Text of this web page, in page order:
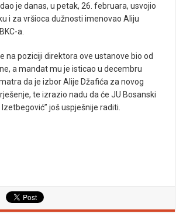
je danas, u petak, 26. februara, usvojio
i za vršioca dužnosti imenovao Aliju
a.
na poziciji direktora ove ustanove bio od
a mandat mu je isticao u decembru
da je izbor Alije Džafića za novog
te izrazio nadu da će JU Bosanski
još uspješnije raditi.